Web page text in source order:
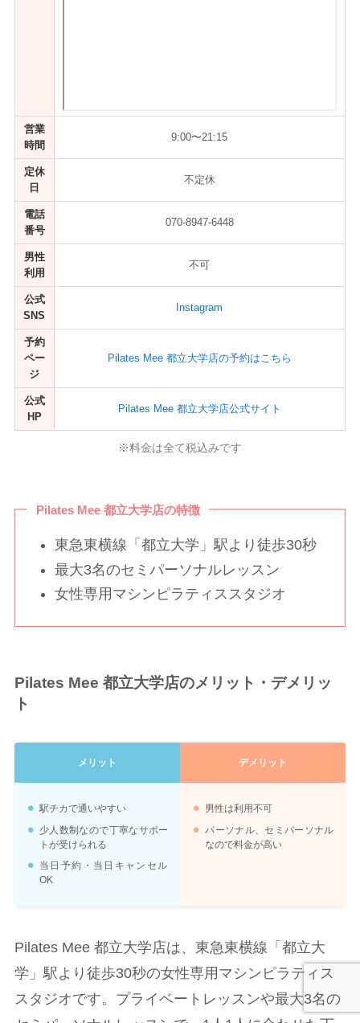
営業
時間
9:00〜21:15
定休
日
不定休
電話
番号
070-8947-6448
男性
利用
不可
公式
SNS
Instagram
予約
ペー
ジ
Pilates Mee 都立大学店の予約はこちら
公式
HP
Pilates Mee 都立大学店公式サイト
※料金は全て税込みです
Pilates Mee 都立大学店の特徴
東急東横線「都立大学」駅より徒歩30秒
最大3名のセミパーソナルレッスン
女性専用マシンピラティススタジオ
Pilates Mee 都立大学店のメリット・デメリッ
ト
メリット デメリット
駅チカで通いやすい
少人数制なので丁寧なサポー
トが受けられる
当日予約・当日キャンセル
OK
男性は利用不可
パーソナル、セミパーソナル
なので料金が高い
Pilates Mee 都立大学店は、東急東横線「都立大
学」駅より徒歩30秒の女性専用マシンピラティス
スタジオです。プライベートレッスンや最大3名の